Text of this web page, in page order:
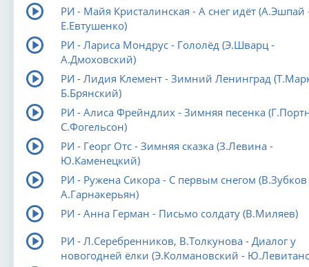
РИ - Майя Кристалинская - А снег идёт (А.Эшпай
Е.Евтушенко)
РИ - Лариса Мондрус - Гололёд (Э.Шварц -
А.Дмоховский)
РИ - Лидия Клемент - Зимний Ленинград
Б.Брянский)
РИ - Алиса Фрейндлих - Зимняя песенка
С.Фогельсон)
РИ - Георг Отс - Зимняя сказка (З.Левина -
Ю.Каменецкий)
РИ - Ружена Сикора - С первым снегом (В.Зубков
А.Гарнакерьян)
РИ - Анна Герман - Письмо солдату (В.Миляев)
РИ - Л.Серебренников, В.Толкунова - Диалог у
новогодней ёлки (Э.Колмановский -